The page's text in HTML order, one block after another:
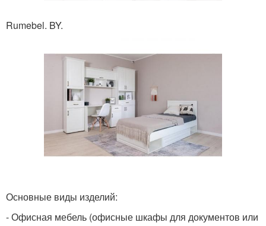
Rumebel. BY.
Основные виды изделий:
- Офисная мебель (офисные шкафы для документов или